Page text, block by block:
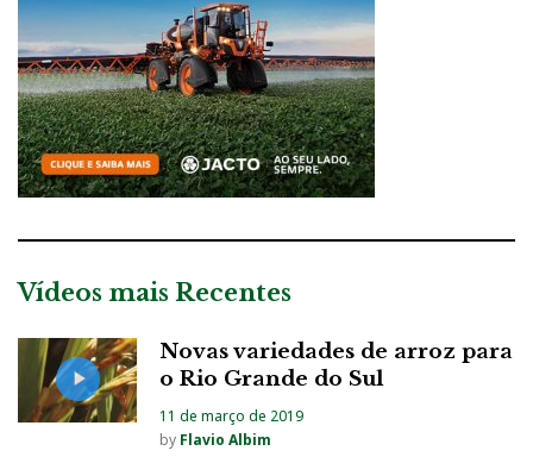
Vídeos mais Recentes
Novas variedades de arroz para
o Rio Grande do Sul
11 de março de 2019
by Flavio Albim